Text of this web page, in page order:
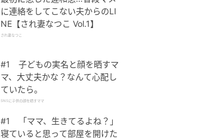
に連絡をしてこない夫からのLI
NE【され妻なつこ Vol.1】
され妻なつこ
#1 子どもの実名と顔を晒すマ
マ、大丈夫かな？なんて心配し
ていたら。
SNSに子供の顔を晒すママ
#1 「ママ、生きてるよね？」
寝ていると思って部屋を開けた